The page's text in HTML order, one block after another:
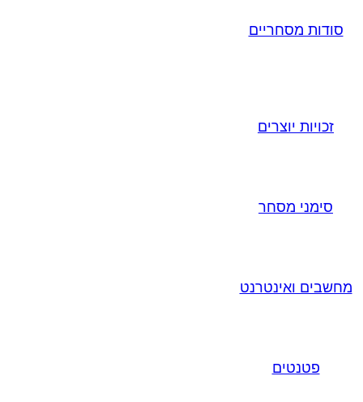
סודות מסחריים
זכויות יוצרים
סימני מסחר
מחשבים ואינטרנט
פטנטים